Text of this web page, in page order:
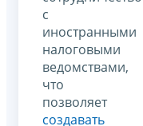
с
иностранными
налоговыми
ведомствами,
что
позволяет
создавать